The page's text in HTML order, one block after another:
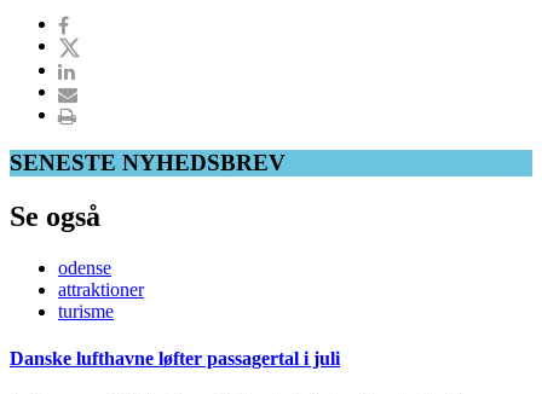
SENESTE NYHEDSBREV
Se også
odense
attraktioner
turisme
Danske lufthavne løfter passagertal i juli